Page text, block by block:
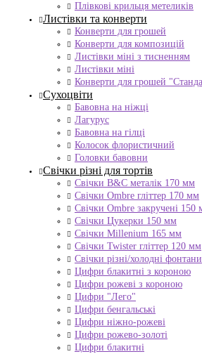
Плівкові крильця метеликів
Листівки та конверти
Конверти для грошей
Конверти для композицій
Листівки міні з тисненням
Листівки міні
Конверти для грошей
Сухоцвіти
Бавовна на ніжці
Лагурус
Бавовна на гілці
Колосок флористичний
Головки бавовни
Свічки різні для тортів
Свічки B&C металік 170 мм
Свічки Ombre гліттер 170 мм
Свічки Ombre закручені 150
Свічки Цукерки 150 мм
Свічки Millenium 165 мм
Свічки Twister гліттер 120 мм
Свічки різні/холодні фонтани
Цифри блакитні з короною
Цифри рожеві з короною
Цифри "Лего"
Цифри бенгальські
Цифри ніжно-рожеві
Цифри рожево-золоті
Цифри блакитні